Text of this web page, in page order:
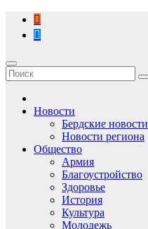
Перейти
содержимому
Новости
Бердские новости
Новости региона
Общество
Армия
Благоустройство
Здоровье
История
Культура
Молодежь